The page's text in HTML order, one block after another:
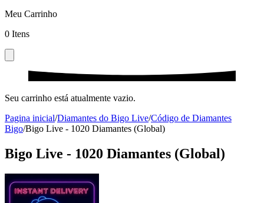
Meu Carrinho
0 Itens
Seu carrinho está atualmente vazio.
Pagina inicial/Diamantes do Bigo Live/Código de Diamantes
Bigo/Bigo Live - 1020 Diamantes (Global)
Bigo Live - 1020 Diamantes (Global)